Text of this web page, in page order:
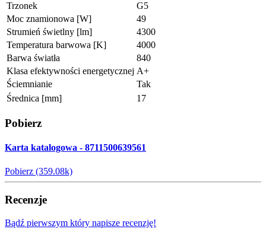
Trzonek
G5
Moc znamionowa [W]
49
Strumień świetlny [lm]
4300
Temperatura barwowa [K]
4000
Barwa światła
840
Klasa efektywności energetycznej A+
Ściemnianie
Tak
Średnica [mm]
17
Pobierz
Karta katalogowa - 8711500639561
Pobierz (359.08k)
Recenzje
Bądź pierwszym który napisze recenzję!